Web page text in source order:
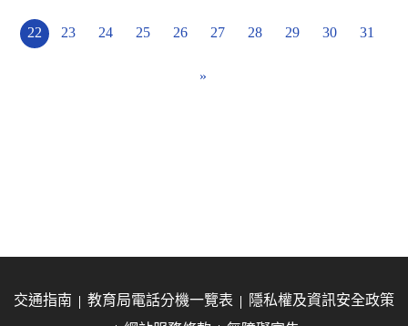
22 23 24 25 26 27 28 29 30 31
»
交通指南 教育局電話分機一覽表
隱私權及資訊安全政策